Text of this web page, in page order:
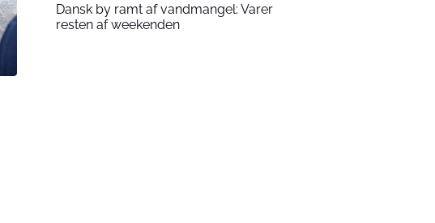
Dansk by ramt af vandmangel: Varer
resten af weekenden